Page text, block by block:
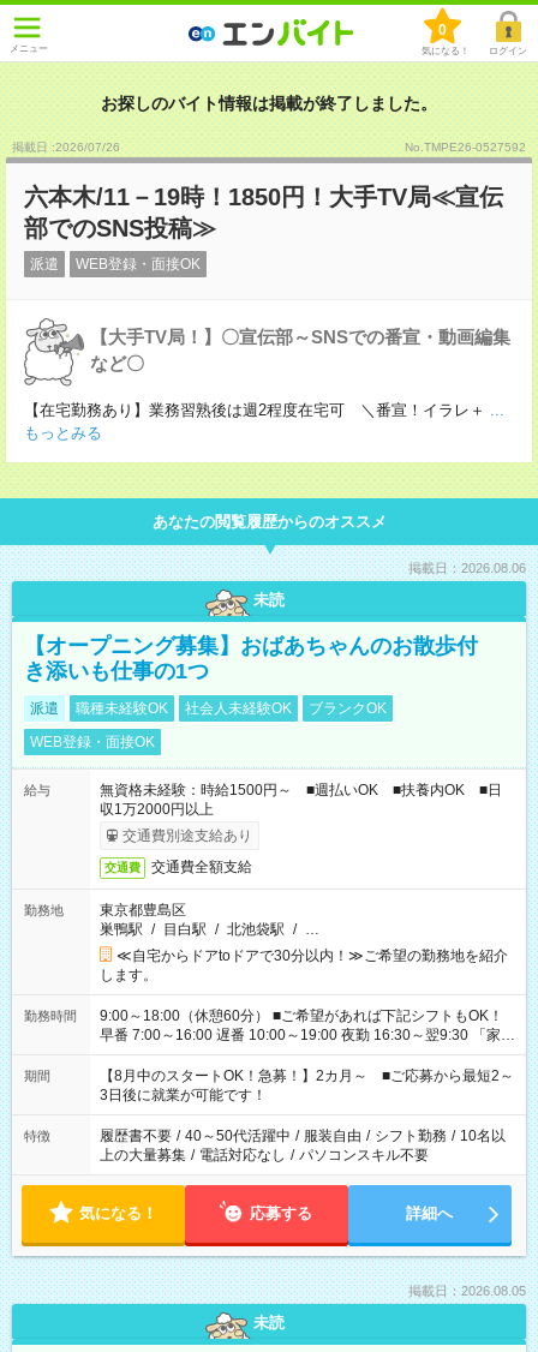
メニュー
0
気になる！ ログイン
お探しのバイト情報は掲載が終了しました。
掲載日 :2026/07/26 No.TMPE26-0527592
六本木/11－19時！1850円！大手TV局≪宣伝
部でのSNS投稿≫
派遣 WEB登録・面接OK
【大手TV局！】〇宣伝部～SNSでの番宣・動画編集
など〇
【在宅勤務あり】業務習熟後は週2程度在宅可 ＼番宣！イラレ＋ ...
もっとみる
あなたの閲覧履歴からのオススメ
掲載日：2026.08.06
未読
【オープニング募集】おばあちゃんのお散歩付
き添いも仕事の1つ
派遣 職種未経験OK 社会人未経験OK
ブランクOK
WEB登録・面接OK
給与
無資格未経験：時給1500円～ ■週払いOK ■扶養内OK ■日
収1万2000円以上
交通費別途支給あり
交通費 交通費全額支給
勤務地
東京都豊島区
巣鴨駅 / 目白駅 / 北池袋駅 / …
≪自宅からドアtoドアで30分以内！≫ご希望の勤務地を紹介
します。
勤務時間
9:00～18:00（休憩60分） ■ご希望があれば下記シフトもOK！
早番 7:00～16:00 遅番 10:00～19:00 夜勤 16:30～翌9:30 「家族
と休みを合わせたい」 「余裕を持って夕飯の準備がしたい」
「できれば残業はしたくない」 など、ご希望を教えてください
ね。 ※Wワーク希望の方へ 今ご覧のお仕事で希望する勤務時間
と、もう1つのお仕事の勤務時間。 合計で週40時間を超える場
合は応募できません。
期間
【8月中のスタートOK！急募！】2カ月～ ■ご応募から最短2～
3日後に就業が可能です！
特徴 履歴書不要 / 40～50代活躍中 / 服装自由 / シフト勤務 / 10名以
上の大量募集 / 電話対応なし / パソコンスキル不要
気になる！ 応募する 詳細へ
掲載日：2026.08.05
未読